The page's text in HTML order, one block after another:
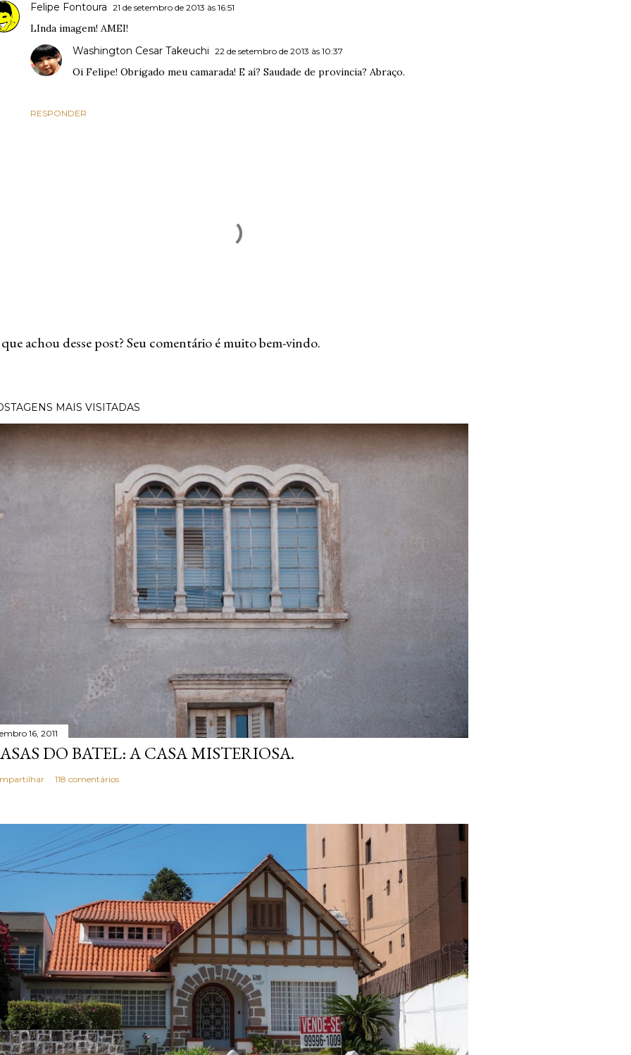
Felipe Fontoura 21 de setembro de 2013 às 16:51
LInda imagem! AMEI!
RESPONDER
Washington Cesar Takeuchi 22 de setembro de 2013 às 10:37
Oi Felipe! Obrigado meu camarada! E aí? Saudade de provincia? Abraço.
achou desse post? Seu comentário é muito bem-vindo.
MAIS VISITADAS
16, 2011
DO BATEL: A CASA MISTERIOSA.
118 comentários